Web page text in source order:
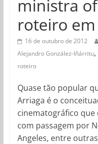
ministra
roteiro
16 de outubro de 2012
Alejandro González-Iñárritu,
roteiro
Quase tão popular
Arriaga é o
cinematográfico que
com passagem por
Angeles, entre